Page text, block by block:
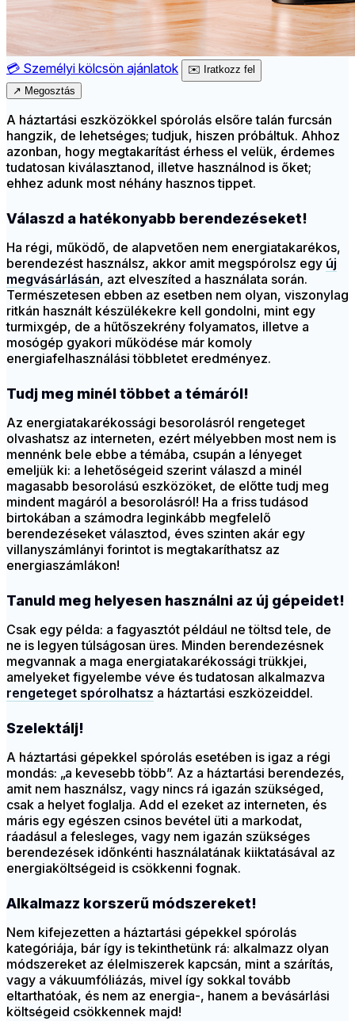
💳 Személyi kölcsön ajánlatok ✉️ Iratkozz fel
↗ Megosztás
A háztartási eszközökkel spórolás elsőre talán furcsán
hangzik, de lehetséges; tudjuk, hiszen próbáltuk. Ahhoz
azonban, hogy megtakarítást érhess el velük, érdemes
tudatosan kiválasztanod, illetve használnod is őket;
ehhez adunk most néhány hasznos tippet.
Válaszd a hatékonyabb berendezéseket!
Ha régi, működő, de alapvetően nem energiatakarékos,
berendezést használsz, akkor amit megspórolsz egy új
megvásárlásán, azt elveszíted a használata során.
Természetesen ebben az esetben nem olyan, viszonylag
ritkán használt készülékekre kell gondolni, mint egy
turmixgép, de a hűtőszekrény folyamatos, illetve a
mosógép gyakori működése már komoly
energiafelhasználási többletet eredményez.
Tudj meg minél többet a témáról!
Az energiatakarékossági besorolásról rengeteget
olvashatsz az interneten, ezért mélyebben most nem is
mennénk bele ebbe a témába, csupán a lényeget
emeljük ki: a lehetőségeid szerint válaszd a minél
magasabb besorolású eszközöket, de előtte tudj meg
mindent magáról a besorolásról! Ha a friss tudásod
birtokában a számodra leginkább megfelelő
berendezéseket választod, éves szinten akár egy
villanyszámlányi forintot is megtakaríthatsz az
energiaszámlákon!
Tanuld meg helyesen használni az új gépeidet!
Csak egy példa: a fagyasztót például ne töltsd tele, de
ne is legyen túlságosan üres. Minden berendezésnek
megvannak a maga energiatakarékossági trükkjei,
amelyeket figyelembe véve és tudatosan alkalmazva
rengeteget spórolhatsz a háztartási eszközeiddel.
Szelektálj!
A háztartási gépekkel spórolás esetében is igaz a régi
mondás: „a kevesebb több”. Az a háztartási berendezés,
amit nem használsz, vagy nincs rá igazán szükséged,
csak a helyet foglalja. Add el ezeket az interneten, és
máris egy egészen csinos bevétel üti a markodat,
ráadásul a felesleges, vagy nem igazán szükséges
berendezések időnkénti használatának kiiktatásával az
energiaköltségeid is csökkenni fognak.
Alkalmazz korszerű módszereket!
Nem kifejezetten a háztartási gépekkel spórolás
kategóriája, bár így is tekinthetünk rá: alkalmazz olyan
módszereket az élelmiszerek kapcsán, mint a szárítás,
vagy a vákuumfóliázás, mivel így sokkal tovább
eltarthatóak, és nem az energia-, hanem a bevásárlási
költségeid csökkennek majd!